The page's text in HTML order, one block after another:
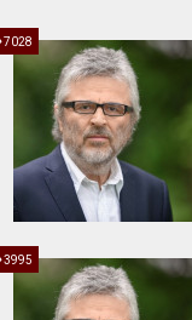
7028
3995